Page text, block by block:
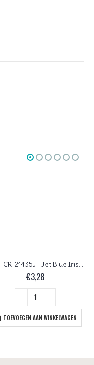
CZM-CR-21435JT Jet Blue Iris CzechMates 2-hole Crescent Beads, 10×3 mm
€3,28
TOEVOEGEN AAN WINKELWAGEN